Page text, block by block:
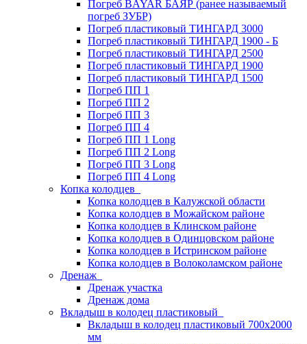
Погреб BAYAR БАЯР (ранее называемый
погреб ЗУБР)
Погреб пластиковый ТИНГАРД 3000
Погреб пластиковый ТИНГАРД 1900 - Б
Погреб пластиковый ТИНГАРД 2500
Погреб пластиковый ТИНГАРД 1900
Погреб пластиковый ТИНГАРД 1500
Погреб ПП 1
Погреб ПП 2
Погреб ПП 3
Погреб ПП 4
Погреб ПП 1 Long
Погреб ПП 2 Long
Погреб ПП 3 Long
Погреб ПП 4 Long
Копка колодцев
Копка колодцев в Калужской области
Копка колодцев в Можайском районе
Копка колодцев в Клинском районе
Копка колодцев в Одинцовском районе
Копка колодцев в Истринском районе
Копка колодцев в Волоколамском районе
Дренаж
Дренаж участка
Дренаж дома
Вкладыш в колодец пластиковый
Вкладыш в колодец пластиковый 700х2000
мм